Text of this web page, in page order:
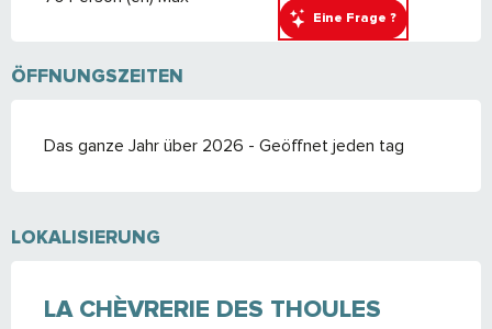
Eine Frage ?
ÖFFNUNGSZEITEN
Das ganze Jahr über 2026 - Geöffnet jeden tag
LOKALISIERUNG
LA CHÈVRERIE DES THOULES